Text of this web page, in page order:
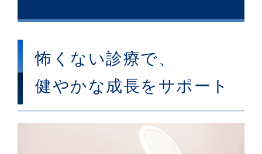
怖くない診療で、
健やかな成長をサポート